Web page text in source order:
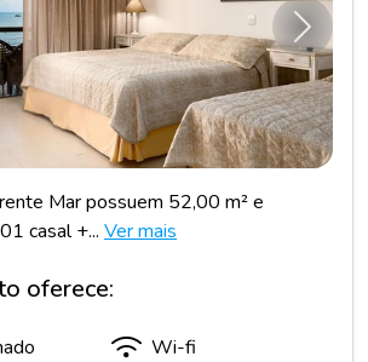
Mar possuem 52,00 m² e
casal +... Ver mais
oferece:
Wi-fi